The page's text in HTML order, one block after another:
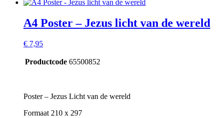
A4 Poster – Jezus licht van de wereld
€ 7,95
Productcode 65500852
Poster – Jezus Licht van de wereld
Formaat 210 x 297